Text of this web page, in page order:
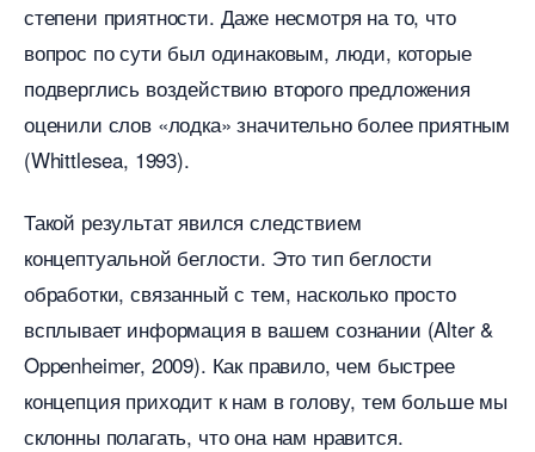
степени приятности. Даже несмотря на то, что
опрос по сути был одинаковым, люди, которые
подверглись воздействию второго предложения
оценили слов «лодка» значительно более приятным
(Whittlesea, 1993).
Такой результат явился следствием
концептуальной беглости. Это тип беглости
обработки, связанный с тем, насколько просто
сплывает информация в вашем сознании (Alter &
Oppenheimer, 2009). Как правило, чем быстрее
концепция приходит к нам в голову, тем больше мы
склонны полагать, что она нам нравится.